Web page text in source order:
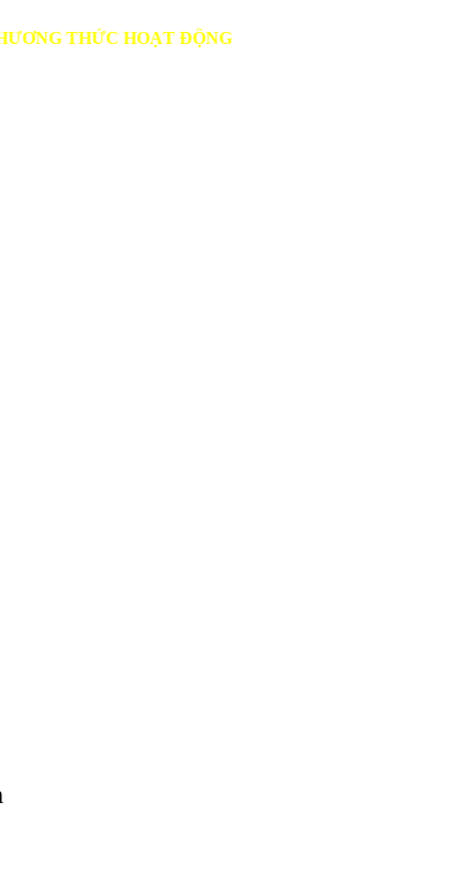
HOẠT ĐỘNG